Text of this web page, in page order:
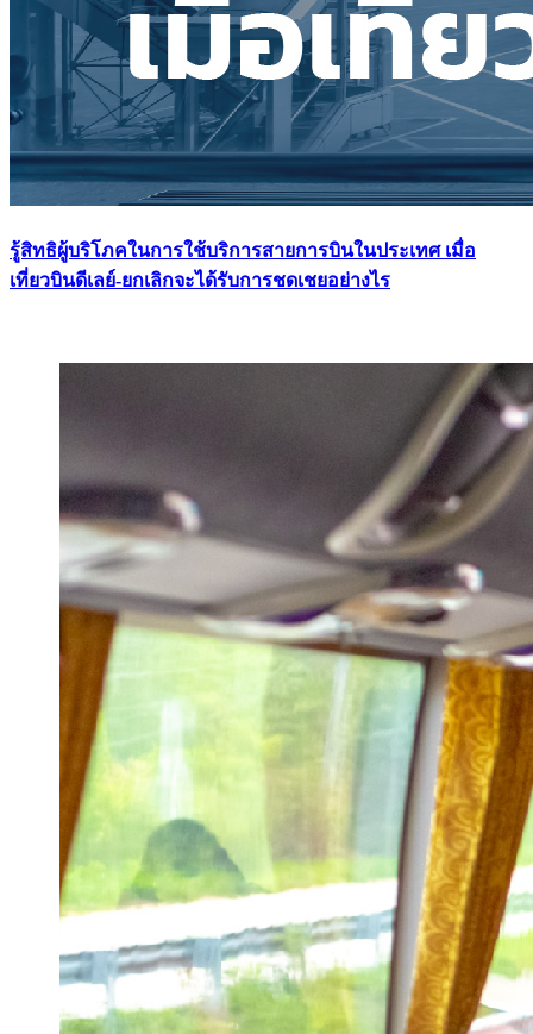
รู้สิทธิผู้บริโภคในการใช้บริการสายการบินในประเทศ เมื่อ
เที่ยวบินดีเลย์-ยกเลิกจะได้รับการชดเชยอย่างไร